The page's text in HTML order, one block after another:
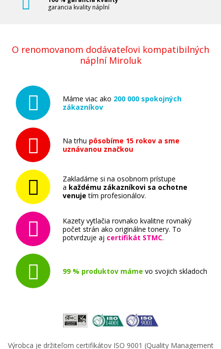
garancia kvality náplní
O renomovanom dodávateľovi kompatibilných
náplní Miroluk
Máme viac ako 200 000 spokojných
zákazníkov
Na trhu pôsobíme 15 rokov a sme
uznávanou značkou
Zakladáme si na osobnom prístupe
a každému zákazníkovi sa ochotne
venuje tím profesionálov.
Kazety vytlačia rovnako kvalitne rovnaký
počet strán ako originálne tonery. To
potvrdzuje aj certifikát STMC.
99 % produktov máme vo svojich skladoch
Výrobca je držiteľom certifikátov ISO 9001 (Quality Management